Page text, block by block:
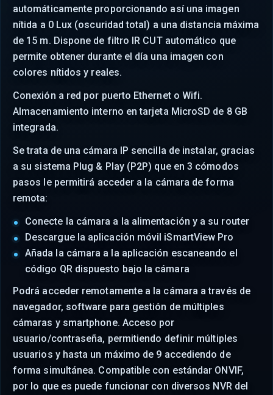
automáticamente proporcionando así una imagen
nítida a 0 Lux (oscuridad total) a una distancia máxima
de 15 m. Dispone de filtro IR CUT automático que
permite obtener durante el día una imagen con
colores nítidos y reales.
Conexión a red por puerto Ethernet o Wifi.
Almacenamiento interno en tarjeta MicroSD de 8 GB
integrada.
Se trata de una cámara IP sencilla de instalar, gracias
a su sistema Plug & Play (P2P) que en 3 cómodos
pasos le permitirá acceder a la cámara de forma
remota:
Conecte la cámara a la alimentación y a su router
Descargue la aplicación móvil iSmartView Pro
Añada la cámara a la aplicación escaneando el
código QR dispuesto bajo la cámara
Podrá acceder remotamente a la cámara a través de
navegador, software para gestión de múltiples
cámaras y smartphone. Acceso por
usuario/contraseña, permitiendo definir múltiples
usuarios y hasta un máximo de 9 accediendo de
forma simultánea. Compatible con estándar ONVIF,
por lo que es puede funcionar con diversos NVR del